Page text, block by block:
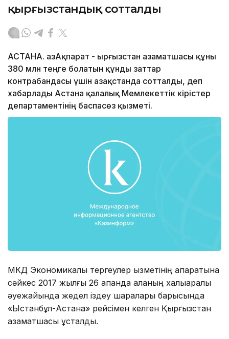
қырғызстандық сотталды
АСТАНА. ҚазАқпарат - Қырғызстан азаматшасы құны
380 млн теңге болатын құнды заттар
контрабандасы үшін Қазақстанда сотталды, деп
хабарлады Астана қалалық Мемлекеттік кірістер
департаментінің баспасөз қызметі.
МКД Экономикалық тергеулер қызметінің ақпаратына
сәйкес 2017 жылғы 26 ақпанда қаланың халықаралық
әуежайында жедел іздеу шаралары барысында
«Ыстанбұл-Астана» рейсімен келген Қырғызстан
азаматшасы ұсталды.